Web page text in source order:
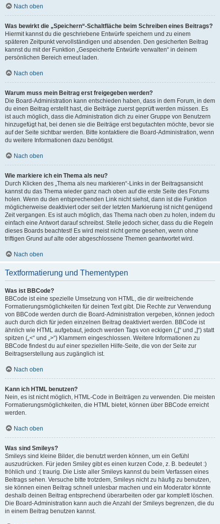
Nach oben
Was bewirkt die „Speichern“-Schaltfläche beim Schreiben eines Beitrags?
Hiermit kannst du die geschriebene Entwürfe speichern und zu einem
späteren Zeitpunkt vervollständigen und absenden. Den gesicherten Beitrag
kannst du mit der Funktion „Gespeicherte Entwürfe verwalten“ in deinem
persönlichen Bereich erneut laden.
Nach oben
Warum muss mein Beitrag erst freigegeben werden?
Die Board-Administration kann entschieden haben, dass in dem Forum, in dem
du einen Beitrag erstellt hast, die Beiträge zuerst geprüft werden müssen. Es
ist auch möglich, dass die Administration dich zu einer Gruppe von Benutzern
hinzugefügt hat, bei denen sie die Beiträge erst begutachten möchte, bevor sie
auf der Seite sichtbar werden. Bitte kontaktiere die Board-Administration, wenn
du weitere Informationen dazu benötigst.
Nach oben
Wie markiere ich ein Thema als neu?
Durch Klicken des „Thema als neu markieren“-Links in der Beitragsansicht
kannst du das Thema wieder ganz nach oben auf die erste Seite des Forums
holen. Wenn du den entsprechenden Link nicht siehst, dann ist die Funktion
möglicherweise deaktiviert oder seit der letzten Markierung ist nicht genügend
Zeit vergangen. Es ist auch möglich, das Thema nach oben zu holen, indem du
einfach eine Antwort darauf schreibst. Stelle jedoch sicher, dass du die Regeln
dieses Boards beachtest! Es wird meist nicht gerne gesehen, wenn ohne
triftigen Grund auf alte oder abgeschlossene Themen geantwortet wird.
Nach oben
Textformatierung und Thementypen
Was ist BBCode?
BBCode ist eine spezielle Umsetzung von HTML, die dir weitreichende
Formatierungsmöglichkeiten für deinen Text gibt. Die Rechte zur Verwendung
von BBCode werden durch die Board-Administration vergeben, können jedoch
auch durch dich für jeden einzelnen Beitrag deaktiviert werden. BBCode ist
ähnlich wie HTML aufgebaut, jedoch werden Tags von eckigen („[“ und „]“) statt
spitzen („<“ und „>“) Klammern eingeschlossen. Weitere Informationen zu
BBCode findest du auf einer speziellen Hilfe-Seite, die von der Seite zur
Beitragserstellung aus zugänglich ist.
Nach oben
Kann ich HTML benutzen?
Nein, es ist nicht möglich, HTML-Code in Beiträgen zu verwenden. Die meisten
Formatierungsmöglichkeiten, die HTML bietet, können über BBCode erreicht
werden.
Nach oben
Was sind Smileys?
Smileys sind kleine Bilder, die benutzt werden können, um ein Gefühl
auszudrücken. Für jeden Smiley gibt es einen kurzen Code, z. B. bedeutet :)
fröhlich und :( traurig. Die Liste aller Smileys kannst du beim Verfassen eines
Beitrags sehen. Versuche bitte trotzdem, Smileys nicht zu häufig zu benutzen,
sie können einen Beitrag schnell unlesbar machen und ein Moderator könnte
deshalb deinen Beitrag entsprechend überarbeiten oder gar komplett löschen.
Die Board-Administration kann auch die Anzahl der Smileys begrenzen, die du
in einem Beitrag benutzen kannst.